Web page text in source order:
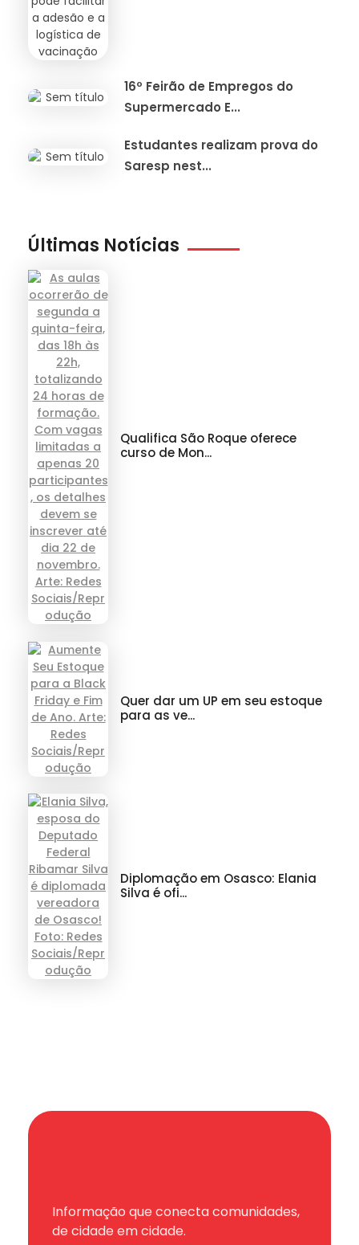
16º Feirão de Empregos do
Supermercado E...
Estudantes realizam prova do
Saresp nest...
Últimas Notícias
Qualifica São Roque oferece
curso de Mon...
Quer dar um UP em seu estoque
para as ve...
Diplomação em Osasco: Elania
Silva é ofi...
Informação que conecta comunidades,
de cidade em cidade.